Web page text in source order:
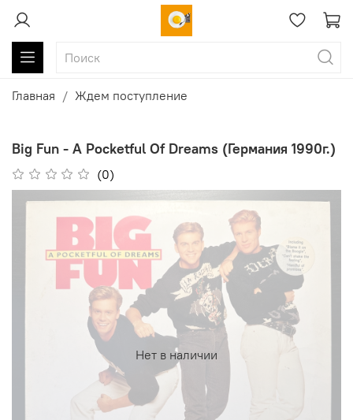
Главная Ждем поступление
Big Fun - A Pocketful Of Dreams (Германия 1990г.)
(0)
Нет в наличии